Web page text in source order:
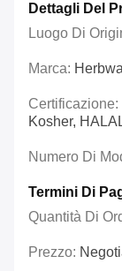
Dettagli Del
Luogo Di
Marca:
Certificazione:
Kosher,
Numero Di
Termini Di
Quantità Di
Prezzo: